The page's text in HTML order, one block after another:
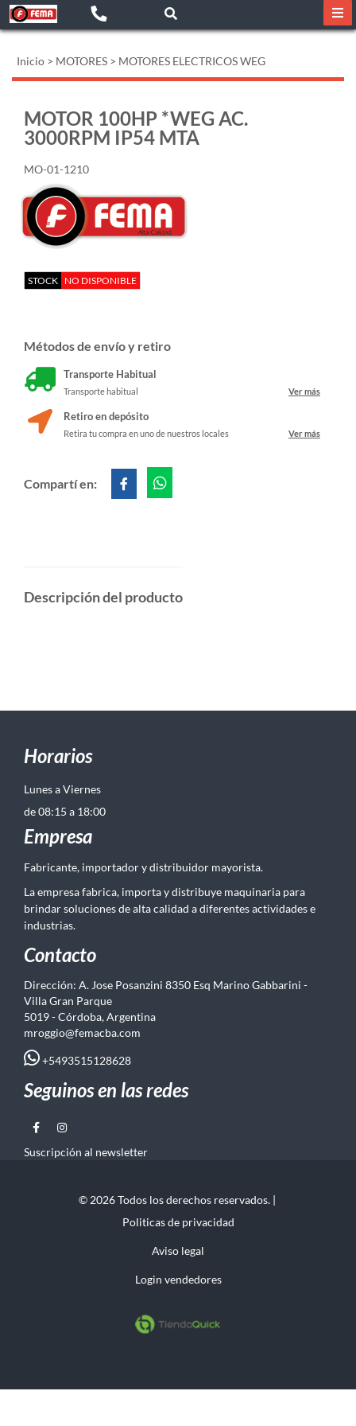
Inicio > MOTORES > MOTORES ELECTRICOS WEG
MOTOR 100HP *WEG AC.
3000RPM IP54 MTA
MO-01-1210
STOCK NO DISPONIBLE
Métodos de envío y retiro
Transporte Habitual
Transporte habitual Ver más
Retiro en depósito
Retira tu compra en uno de nuestros locales Ver más
Compartí en:
Descripción del producto
Horarios
Lunes a Viernes
de 08:15 a 18:00
Empresa
Fabricante, importador y distribuidor mayorista.
La empresa fabrica, importa y distribuye maquinaria para
brindar soluciones de alta calidad a diferentes actividades e
industrias.
Contacto
Dirección: A. Jose Posanzini 8350 Esq Marino Gabbarini -
Villa Gran Parque
5019 - Córdoba, Argentina
mroggio@femacba.com
+5493515128628
Seguinos en las redes
Suscripción al newsletter
© 2026 Todos los derechos reservados. |
Politicas de privacidad
Aviso legal
Login vendedores